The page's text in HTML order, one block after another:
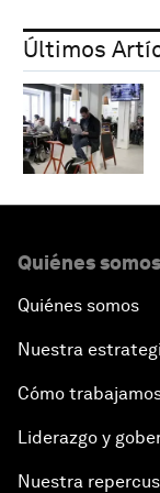
Últimos
Quiénes somos
Quiénes somos
Nuestra
Cómo
Liderazgo y
Nuestra